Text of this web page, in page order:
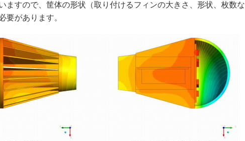
ますので、筐体の形状（取り付けるフィンの大きさ、形状、枚数な
要があります。